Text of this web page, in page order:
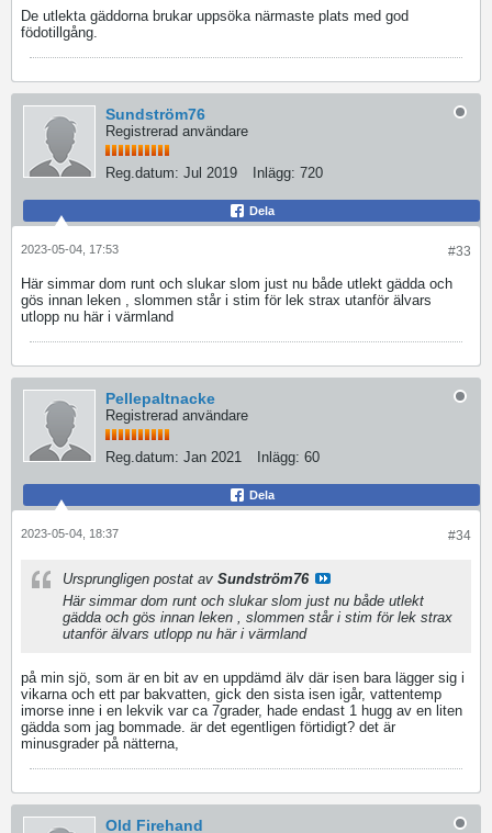
De utlekta gäddorna brukar uppsöka närmaste plats med god
födotillgång.
Sundström76
Registrerad användare
Reg.datum: Jul 2019 Inlägg: 720
Dela
#33
2023-05-04, 17:53
Här simmar dom runt och slukar slom just nu både utlekt gädda och
gös innan leken , slommen står i stim för lek strax utanför älvars
utlopp nu här i värmland
Pellepaltnacke
Registrerad användare
Reg.datum: Jan 2021 Inlägg: 60
Dela
#34
2023-05-04, 18:37
Ursprungligen postat av Sundström76
Här simmar dom runt och slukar slom just nu både utlekt
gädda och gös innan leken , slommen står i stim för lek strax
utanför älvars utlopp nu här i värmland
på min sjö, som är en bit av en uppdämd älv där isen bara lägger sig i
vikarna och ett par bakvatten, gick den sista isen igår, vattentemp
imorse inne i en lekvik var ca 7grader, hade endast 1 hugg av en liten
gädda som jag bommade. är det egentligen förtidigt? det är
minusgrader på nätterna,
Old Firehand